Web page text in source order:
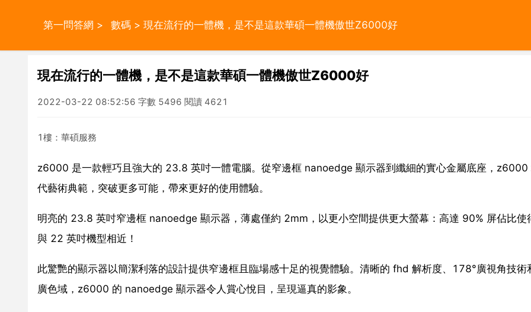
第一問答網 > 數碼 > 現在流行的一體機，是不是這款華碩一體機傲世Z6000好
現在流行的一體機，是不是這款華碩一體機傲世Z6000好
2022-03-22 08:52:56 字數 5496 閱讀 4621
1樓：華碩服務
z6000 是一款輕巧且強大的 23.8 英吋一體電腦。從窄邊框 nanoedge 顯示器到纖細的實心金屬底座，z6000
代藝術典範，突破更多可能，帶來更好的使用體驗。
明亮的 23.8 英吋窄邊框 nanoedge 顯示器，薄處僅約 2mm，以更小空間提供更大螢幕：高達 90% 屏佔比使
與 22 英吋機型相近！
此驚艷的顯示器以簡潔利落的設計提供窄邊框且臨場感十足的視覺體驗。清晰的 fhd 解析度、178°廣視角技術
廣色域，z6000 的 nanoedge 顯示器令人賞心悅目，呈現逼真的影象。